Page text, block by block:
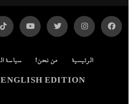
الرئيسية من نحن! سياسة
ENGLISH EDITION